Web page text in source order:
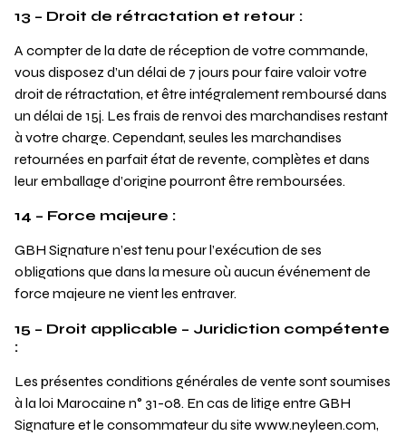
13 – Droit de rétractation et retour :
A compter de la date de réception de votre commande,
vous disposez d’un délai de 7 jours pour faire valoir votre
droit de rétractation, et être intégralement remboursé dans
un délai de 15j. Les frais de renvoi des marchandises restant
à votre charge. Cependant, seules les marchandises
retournées en parfait état de revente, complètes et dans
leur emballage d’origine pourront être remboursées.
14 – Force majeure :
GBH Signature n’est tenu pour l’exécution de ses
obligations que dans la mesure où aucun événement de
force majeure ne vient les entraver.
15 – Droit applicable – Juridiction compétente
:
Les présentes conditions générales de vente sont soumises
à la loi Marocaine n° 31-08. En cas de litige entre GBH
Signature et le consommateur du site www.neyleen.com,